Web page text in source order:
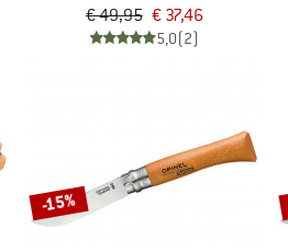
€ 49,95 € 37,46
5,0(2)
-15%